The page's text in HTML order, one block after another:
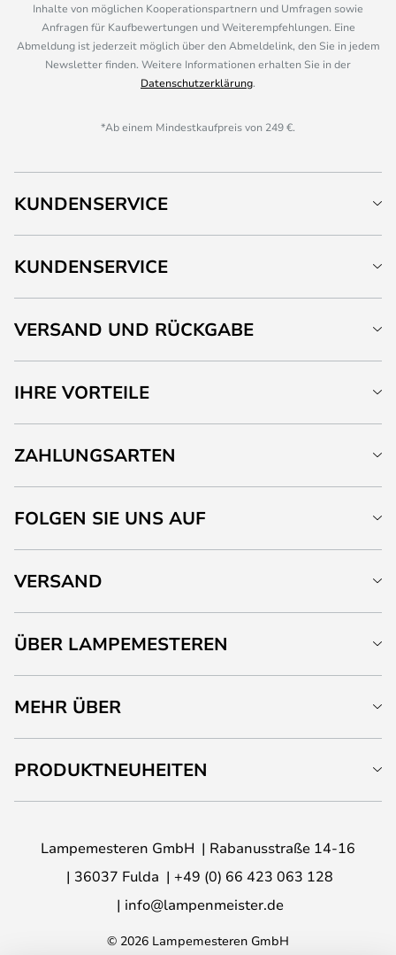
Inhalte von möglichen Kooperationspartnern und Umfragen sowie
Anfragen für Kaufbewertungen und Weiterempfehlungen. Eine
Abmeldung ist jederzeit möglich über den Abmeldelink, den Sie in jedem
Newsletter finden. Weitere Informationen erhalten Sie in der
Datenschutzerklärung.
*Ab einem Mindestkaufpreis von 249 €.
KUNDENSERVICE
KUNDENSERVICE
VERSAND UND RÜCKGABE
IHRE VORTEILE
ZAHLUNGSARTEN
FOLGEN SIE UNS AUF
VERSAND
ÜBER LAMPEMESTEREN
MEHR ÜBER
PRODUKTNEUHEITEN
Lampemesteren GmbH
Rabanusstraße 14-16
36037 Fulda
+49 (0) 66 423 063 128
info@lampenmeister.de
© 2026 Lampemesteren GmbH